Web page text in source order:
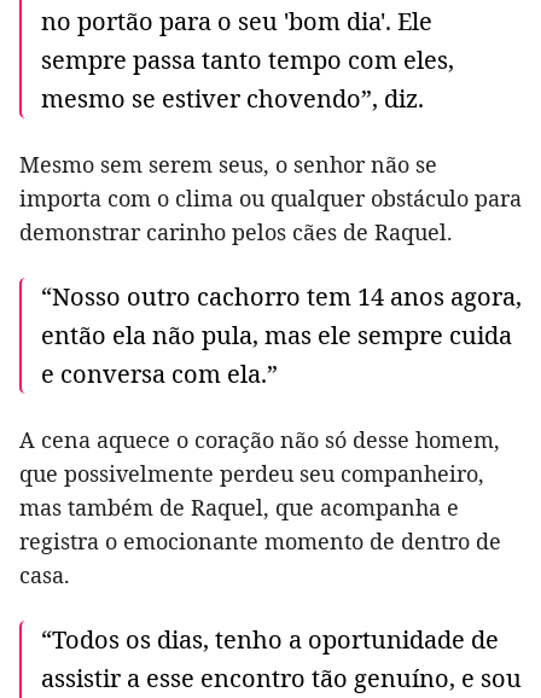
no portão para o seu 'bom dia'. Ele
sempre passa tanto tempo com eles,
mesmo se estiver chovendo”, diz.
Mesmo sem serem seus, o senhor não se
importa com o clima ou qualquer obstáculo para
demonstrar carinho pelos cães de Raquel.
“Nosso outro cachorro tem 14 anos agora,
então ela não pula, mas ele sempre cuida
e conversa com ela.”
A cena aquece o coração não só desse homem,
que possivelmente perdeu seu companheiro,
mas também de Raquel, que acompanha e
registra o emocionante momento de dentro de
casa.
“Todos os dias, tenho a oportunidade de
assistir a esse encontro tão genuíno, e sou